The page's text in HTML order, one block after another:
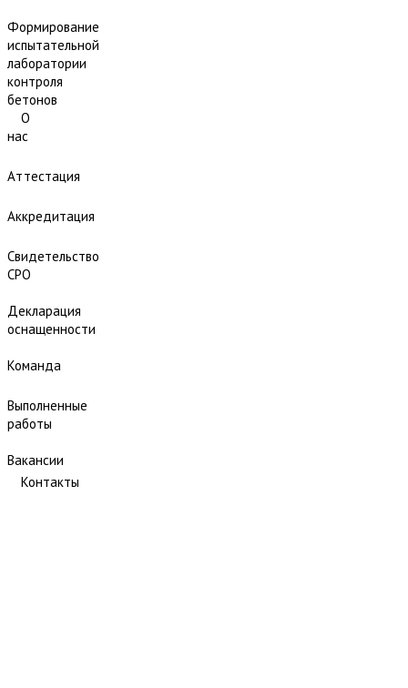
Формирование
испытательной
лаборатории
контроля
бетонов
О
нас
Аттестация
Аккредитация
Свидетельство
СРО
Декларация
оснащенности
Команда
Выполненные
работы
Вакансии
Контакты